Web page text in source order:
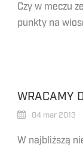
Czy w meczu
punkty na
WRACAMY
04 mar 2013
W najbliższą